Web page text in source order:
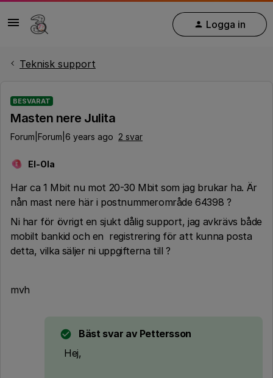
Logga in
Teknisk support
BESVARAT
Masten nere Julita
Forum|Forum|6 years ago 2 svar
E El-Ola
Har ca 1 Mbit nu mot 20-30 Mbit som jag brukar ha. Är
nån mast nere här i postnummerområde 64398 ?
Ni har för övrigt en sjukt dålig support, jag avkrävs både
mobilt bankid och en registrering för att kunna posta
detta, vilka säljer ni uppgifterna till ?
mvh
Bäst svar av Pettersson
Hej,